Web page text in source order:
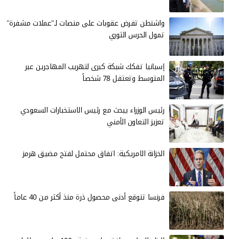
واشنطن تفرض عقوبات على منصات لـ"عملات مشفرة"
تمول الحرس الثوري
إسبانيا تفكك شبكة كبرى لتهريب المهاجرين عبر
المتوسط وتعتقل 78 شخصاً
رئيس الوزراء يبحث مع رئيس الاستخبارات السعودي
تعزيز التعاون الأمني
الخزانة الامريكية: اتفاق محتمل لفتح مضيق هرمز
فرنسا تتوقع أدنى محصول ذرة منذ أكثر من 40 عاماً